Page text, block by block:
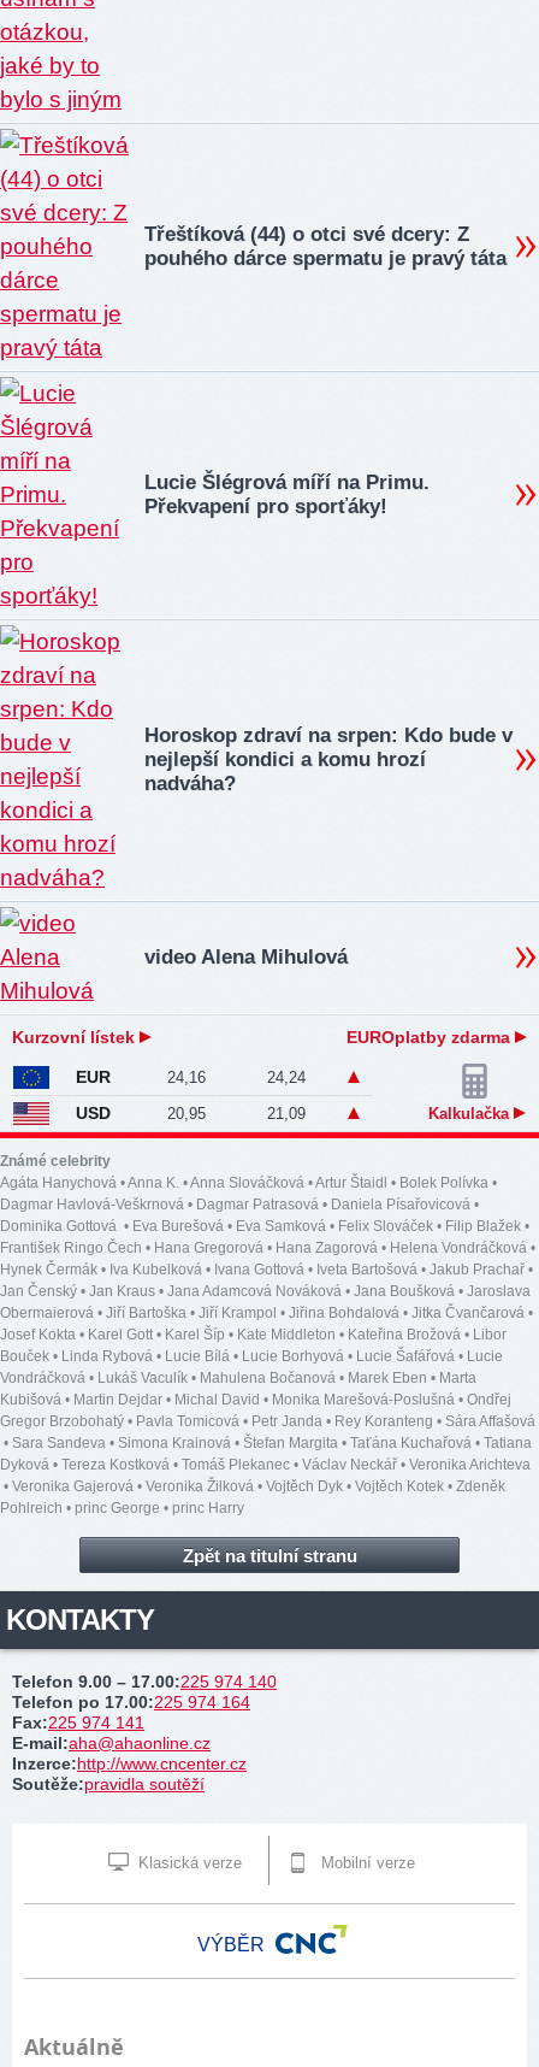
Třeštíková (44) o otci své dcery: Z
pouhého dárce spermatu je pravý táta
Lucie Šlégrová míří na Primu.
Překvapení pro sporťáky!
Horoskop zdraví na srpen: Kdo bude v
nejlepší kondici a komu hrozí
nadváha?
video Alena Mihulová
Kurzovní lístek EUROplatby zdarma
EUR 24,16 24,24
USD 20,95 21,09 Kalkulačka
Známé celebrity
Agáta Hanychová •Anna K. •Anna Slováčková •Artur Štaidl • Bolek Polívka •
Dagmar Havlová-Veškrnová • Dagmar Patrasová • Daniela Písařovicová •
Dominika Gottová • Eva Burešová • Eva Samková • Felix Slováček • Filip Blažek •
František Ringo Čech • Hana Gregorová • Hana Zagorová • Helena Vondráčková •
Hynek Čermák • Iva Kubelková • Ivana Gottová • Iveta Bartošová • Jakub Prachař •
Jan Čenský • Jan Kraus • Jana Adamcová Nováková • Jana Boušková • Jaroslava
Obermaierová • Jiří Bartoška • Jiří Krampol • Jiřina Bohdalová • Jitka Čvančarová •
Josef Kokta • Karel Gott • Karel Šíp • Kate Middleton • Kateřina Brožová • Libor
Bouček • Linda Rybová • Lucie Bílá • Lucie Borhyová • Lucie Šafářová • Lucie
Vondráčková • Lukáš Vaculík • Mahulena Bočanová • Marek Eben • Marta
Kubišová • Martin Dejdar • Michal David • Monika Marešová-Poslušná • Ondřej
Gregor Brzobohatý • Pavla Tomicová • Petr Janda • Rey Koranteng • Sára Affašová
• Sara Sandeva • Simona Krainová • Štefan Margita • Taťána Kuchařová • Tatiana
Dyková • Tereza Kostková • Tomáš Plekanec • Václav Neckář • Veronika Arichteva
• Veronika Gajerová • Veronika Žilková • Vojtěch Dyk • Vojtěch Kotek • Zdeněk
Pohlreich • princ George • princ Harry
Zpět na titulní stranu
KONTAKTY
Telefon 9.00 – 17.00:225 974 140
Telefon po 17.00:225 974 164
Fax:225 974 141
E-mail:aha@ahaonline.cz
Inzerce:http://www.cncenter.cz
Soutěže:pravidla soutěží
Klasická verze Mobilní verze
VÝBĚR
Aktuálně